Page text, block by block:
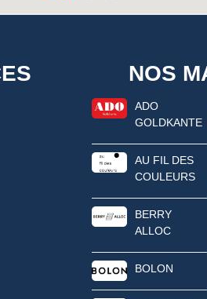
NOS
ADO
GOLDKANTE
AU FIL DES
COULEURS
BERRY
ALLOC
BOLON